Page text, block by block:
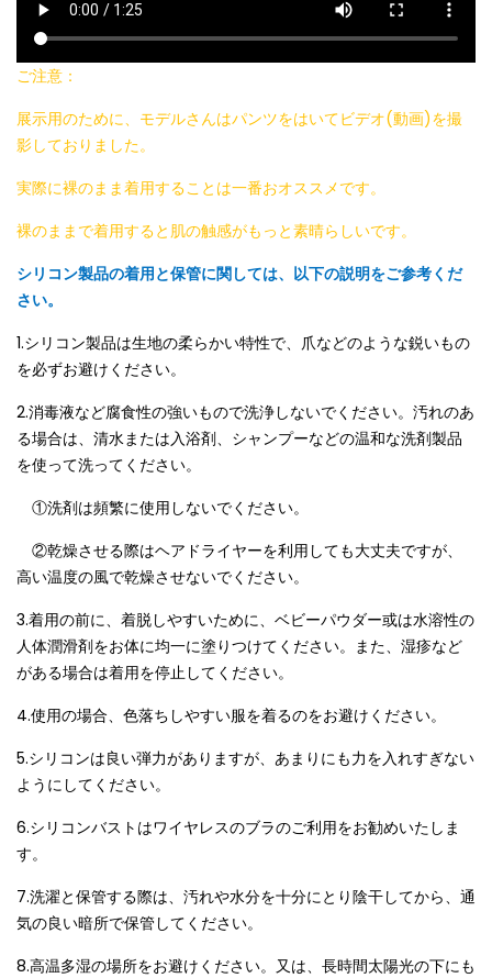
ご注意：
展示用のために、モデルさんはパンツをはいてビデオ(動画)を撮
影しておりました。
実際に裸のまま着用することは一番おオススメです。
裸のままで着用すると肌の触感がもっと素晴らしいです。
シリコン製品の着用と保管に関しては、以下の説明をご参考くだ
さい。
1.シリコン製品は生地の柔らかい特性で、爪などのような鋭いもの
を必ずお避けください。
2.消毒液など腐食性の強いもので洗浄しないでください。汚れのあ
る場合は、清水または入浴剤、シャンプーなどの温和な洗剤製品
を使って洗ってください。
①洗剤は頻繁に使用しないでください。
②乾燥させる際はヘアドライヤーを利用しても大丈夫ですが、
高い温度の風で乾燥させないでください。
3.着用の前に、着脱しやすいために、ベビーパウダー或は水溶性の
人体潤滑剤をお体に均一に塗りつけてください。また、湿疹など
がある場合は着用を停止してください。
4.使用の場合、色落ちしやすい服を着るのをお避けください。
5.シリコンは良い弾力がありますが、あまりにも力を入れすぎない
ようにしてください。
6.シリコンバストはワイヤレスのブラのご利用をお勧めいたしま
す。
7.洗濯と保管する際は、汚れや水分を十分にとり陰干してから、通
気の良い暗所で保管してください。
8.高温多湿の場所をお避けください。又は、長時間太陽光の下にも